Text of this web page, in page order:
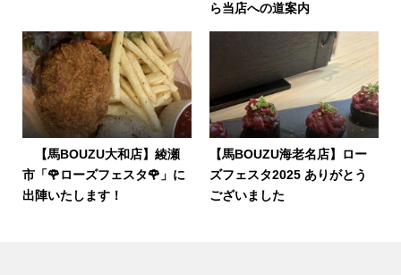
ら当店への道案内
【馬BOUZU大和店】綾瀬
市「🌹ローズフェスタ🌹」に
出陣いたします！
【馬BOUZU海老名店】ロー
ズフェスタ2025 ありがとう
ございました